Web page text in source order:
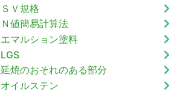
ＳＶ規格
Ｎ値簡易計算法
エマルション塗料
LGS
延焼のおそれのある部分
オイルステン